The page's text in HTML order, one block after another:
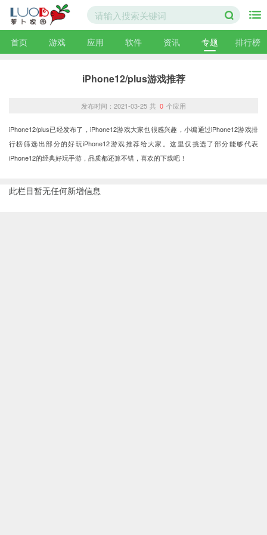
首页 游戏 应用 软件 资讯 专题 排行榜
iPhone12/plus游戏推荐
发布时间：2021-03-25 共 0 个应用
iPhone12/plus已经发布了，iPhone12游戏大家也很感兴趣，小编通过iPhone12游戏排
行榜筛选出部分的好玩iPhone12游戏推荐给大家。这里仅挑选了部分能够代表
iPhone12的经典好玩手游，品质都还算不错，喜欢的下载吧！
此栏目暂无任何新增信息